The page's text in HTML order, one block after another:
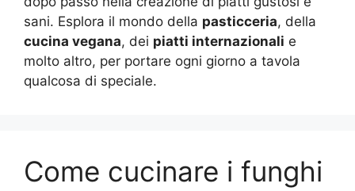
sani. Esplora il mondo della pasticceria, della
cucina vegana, dei piatti internazionali e
molto altro, per portare ogni giorno a tavola
qualcosa di speciale.
Come cucinare i funghi